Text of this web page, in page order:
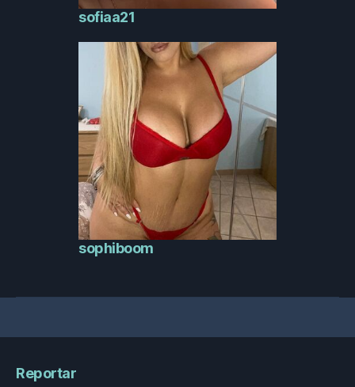
sofiaa21
sophiboom
Reportar